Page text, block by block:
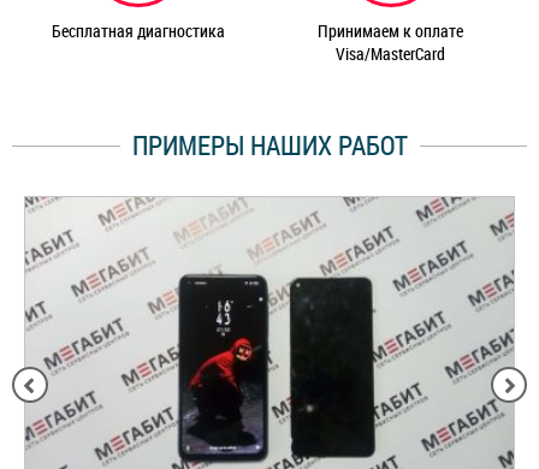
Бесплатная диагностика
Принимаем к оплате
Visa/MasterCard
ПРИМЕРЫ НАШИХ РАБОТ